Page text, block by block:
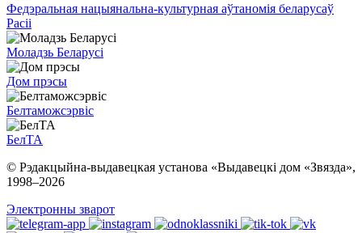
Федэральная нацыянальна-культурная аўтаномія беларусаў
Расіі
Моладзь Беларусі
Дом прэсы
Белтаможсэрвіс
БелТА
© Рэдакцыйна-выдавецкая установа «Выдавецкі дом «Звязда»,
1998–2026
Электронны зварот